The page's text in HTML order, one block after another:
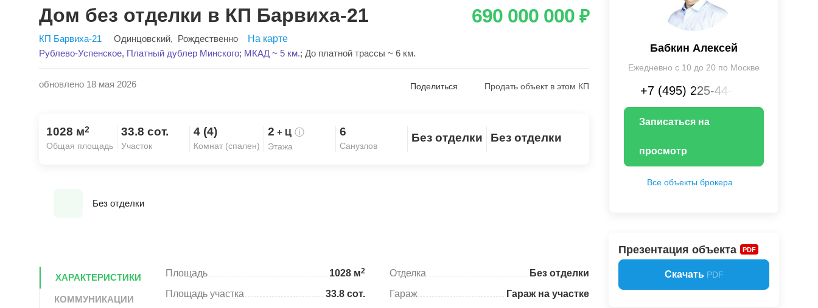
Дом без отделки в КП Барвиха-21 690 000 000 ₽
КП Барвиха-21 Одинцовский, Рождественно
На карте
Рублево-Успенское, Платный дублер Минского; МКАД ~ 5 км.; До платной трассы ~ 6 км.
обновлено 18 мая 2026 Поделиться
Скопировать ссылку
Продать объект в этом КП
1028 м2
Общая площадь
33.8 сот.
Участок
4 (4)
Комнат (спален)
2 + Ц ⓘ
Этажа
6
Санузлов
Без отделки Без отделки
Без отделки
ХАРАКТЕРИСТИКИ
КОММУНИКАЦИИ
Площадь 1028 м2
Площадь участка
33.8 сот.
Отделка
Без отделки
Гараж
Гараж на участке
Бабкин Алексей
Ежедневно с 10 до 20 по Москве
+7 (495) 225-44-XX
Записаться на
просмотр
Все объекты брокера
Презентация объекта PDF
Скачать PDF